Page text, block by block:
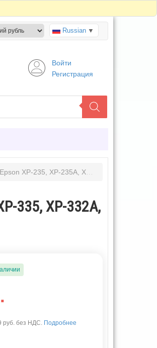
Russian ▼
Войти
Регистрация
XP-332, XP-335, XP-332A, XP-432, XP-434, XP-435
335, XP-332A,
руб. без НДС. Подробнее